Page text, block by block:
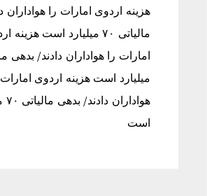
هزینه اردوی امارات را هواداران
مالیاتی ۷۰ میلیارد است هزینه
میلیارد است هزینه اردوی
است